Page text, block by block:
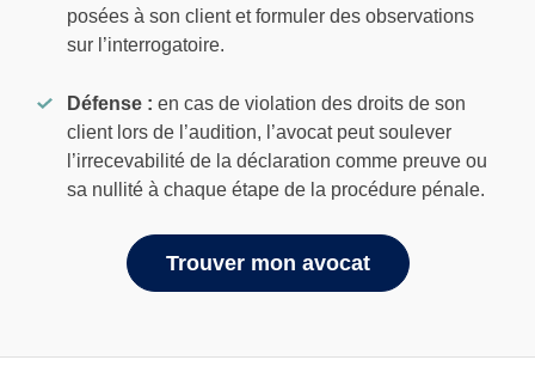
posées à son client et formuler des observations
sur l’interrogatoire.
Défense : en cas de violation des droits de son
client lors de l’audition, l’avocat peut soulever
l’irrecevabilité de la déclaration comme preuve ou
sa nullité à chaque étape de la procédure pénale.
Trouver mon avocat